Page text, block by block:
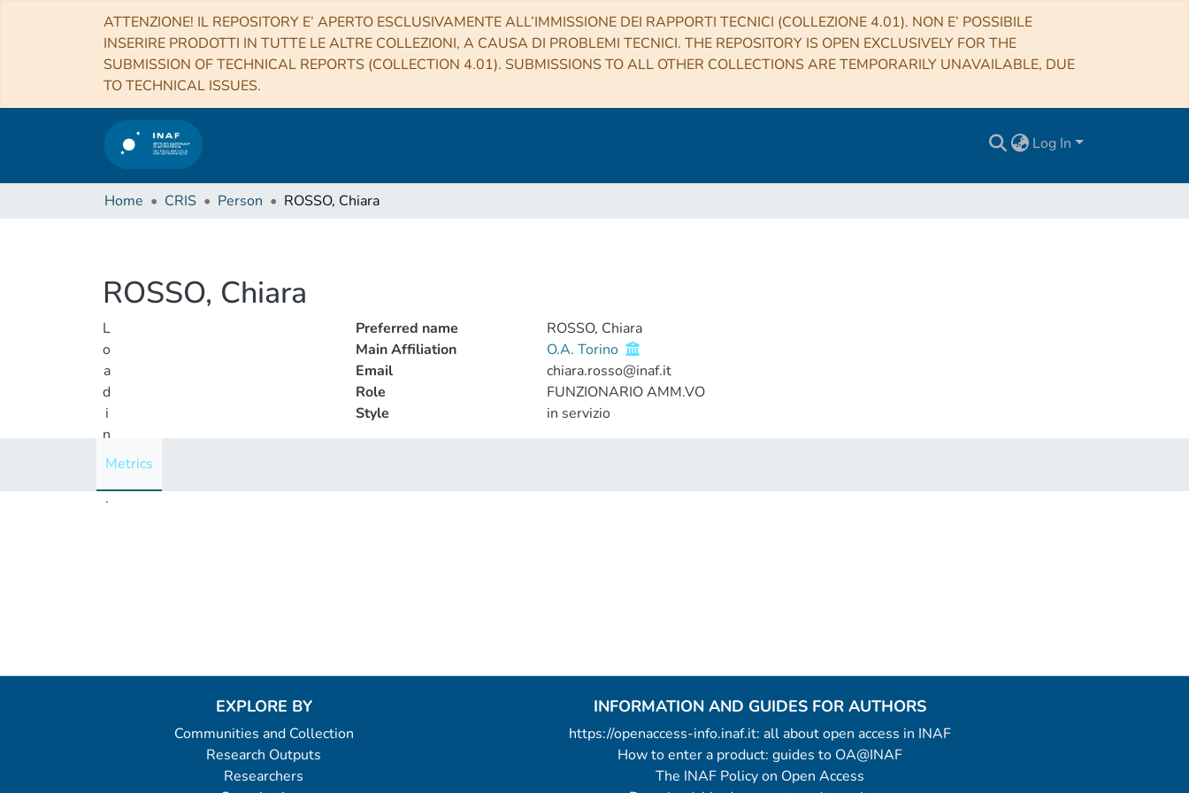
ATTENZIONE! IL REPOSITORY E’ APERTO ESCLUSIVAMENTE ALL’IMMISSIONE DEI RAPPORTI TECNICI (COLLEZIONE 4.01). NON E’ POSSIBILE
INSERIRE PRODOTTI IN TUTTE LE ALTRE COLLEZIONI, A CAUSA DI PROBLEMI TECNICI. THE REPOSITORY IS OPEN EXCLUSIVELY FOR THE
SUBMISSION OF TECHNICAL REPORTS (COLLECTION 4.01). SUBMISSIONS TO ALL OTHER COLLECTIONS ARE TEMPORARILY UNAVAILABLE, DUE
TO TECHNICAL ISSUES.
Log In
Home CRIS Person ROSSO, Chiara
ROSSO, Chiara
L
o
a
d
i
n
g
.
Preferred name
ROSSO, Chiara
Main Affiliation
O.A. Torino
Email
chiara.rosso@inaf.it
Role
FUNZIONARIO AMM.VO
Style
in servizio
Metrics
EXPLORE BY
Communities and Collection
Research Outputs
Researchers
INFORMATION AND GUIDES FOR AUTHORS
https://openaccess-info.inaf.it: all about open access in INAF
How to enter a product: guides to OA@INAF
The INAF Policy on Open Access